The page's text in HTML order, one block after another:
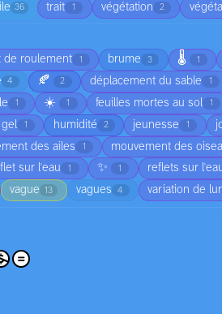
36 trait 1 végétation 2
de roulement 1 brume 3 🌡️ 1
4 🍂 2 déplacement du sable 1
1 ☀️ 1 feuilles mortes au sol 1
gel 1 humidité 2 jeunesse 1
des ailes 1 mouvement des
sur l'eau 1 ✨ 1 reflets sur
vague 13 vagues 4 variation de